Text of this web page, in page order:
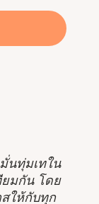
นทุ่มเทใน
ยมกัน โดย
ให้กับทุก